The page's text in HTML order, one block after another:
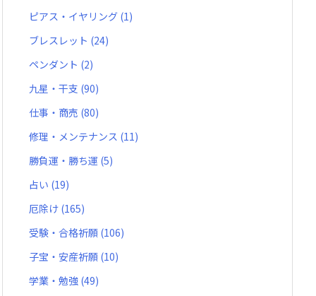
ピアス・イヤリング (1)
ブレスレット (24)
ペンダント (2)
九星・干支 (90)
仕事・商売 (80)
修理・メンテナンス (11)
勝負運・勝ち運 (5)
占い (19)
厄除け (165)
受験・合格祈願 (106)
子宝・安産祈願 (10)
学業・勉強 (49)